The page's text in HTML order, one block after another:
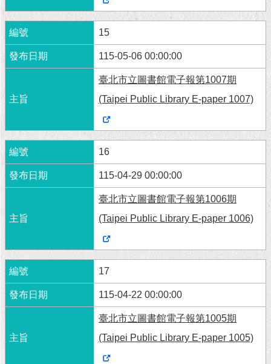
15
115-05-06 00:00:00
臺北市立圖書館電子報第1007期
(Taipei Public Library E-paper 1007)
16
115-04-29 00:00:00
臺北市立圖書館電子報第1006期
(Taipei Public Library E-paper 1006)
17
115-04-22 00:00:00
臺北市立圖書館電子報第1005期
(Taipei Public Library E-paper 1005)